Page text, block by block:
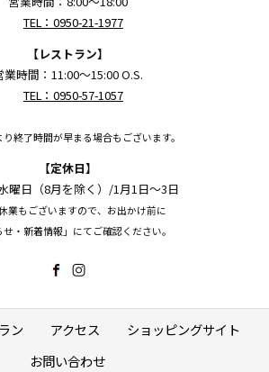
TEL：0950-21-1977
【レストラン】
業時間：11:00～15:00 O.S.
TEL：0950-57-1057
終了時間が早まる場合もございます。
【定休日】
曜日（8月を除く）/1月1日～3日
業もございますので、お出かけ前に
せ・新着情報」にてご確認ください。
ン アクセス
ショッピングサイト
お問い合わせ